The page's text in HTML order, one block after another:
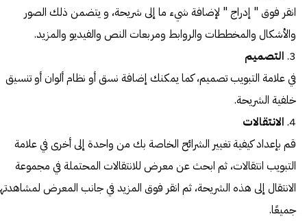
انقر فوق " إدراج " لإضافة شيء ما إلى شريحة، و يتضمن ذلك الصور
والأشكال والمخططات والروابط ومربعات النص والفيديو والمزيد.
3. التصميم
في علامة التبويب تصميم، كما يمكنك إضافة نسق أو نظام ألوان أو تنسيق
خلفية الشريحة.
4. الانتقالات
قم بإعداد كيفية تغيير الشرائح الخاصة بك من واحدة إلى أخرى في علامة
التبويب انتقالات، ثم ابحث عن معرض للانتقالات المحتملة في مجموعة
الانتقال إلى هذه الشريحة، ثم انقر فوق المزيد في جانب المعرض
جميعًا.